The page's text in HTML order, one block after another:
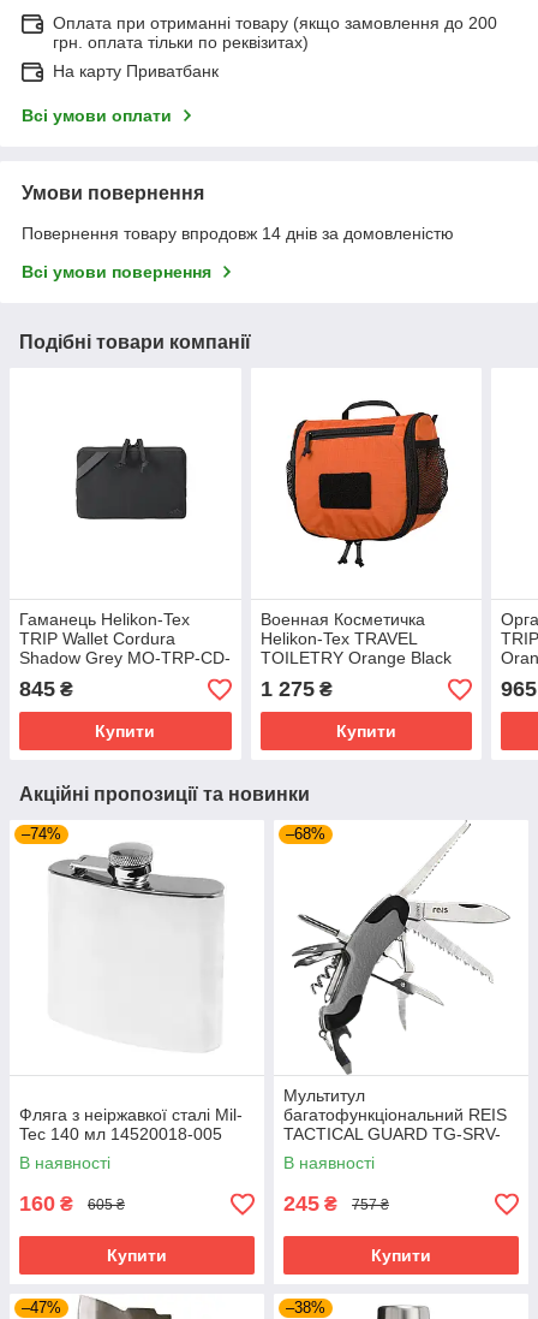
Оплата при отриманні товару (якщо замовлення до 200
грн. оплата тільки по реквізитах)
На карту Приватбанк
Всі умови оплати
Умови повернення
Повернення товару впродовж 14 днів за домовленістю
Всі умови повернення
Подібні товари компанії
Гаманець Helikon-Tex
TRIP Wallet Cordura
Shadow Grey MO-TRP-CD-
35
845 ₴
Купити
Военная Косметичка
Helikon-Tex TRAVEL
TOILETRY Orange Black
MO-TTB-NL-2401A
1 275₴
Купити
965
Акційні пропозиції та новинки
–74%
Фляга з неіржавкої сталі Mil-
Tec 140 мл 14520018-005
В наявності
160 ₴ 605 ₴
Купити
–68%
Мультитул
багатофункціональний REIS
TACTICAL GUARD TG-SRV-
MFKP-R SB сіро-чорний
В наявності
245 ₴ 757 ₴
Купити
–47% –38%